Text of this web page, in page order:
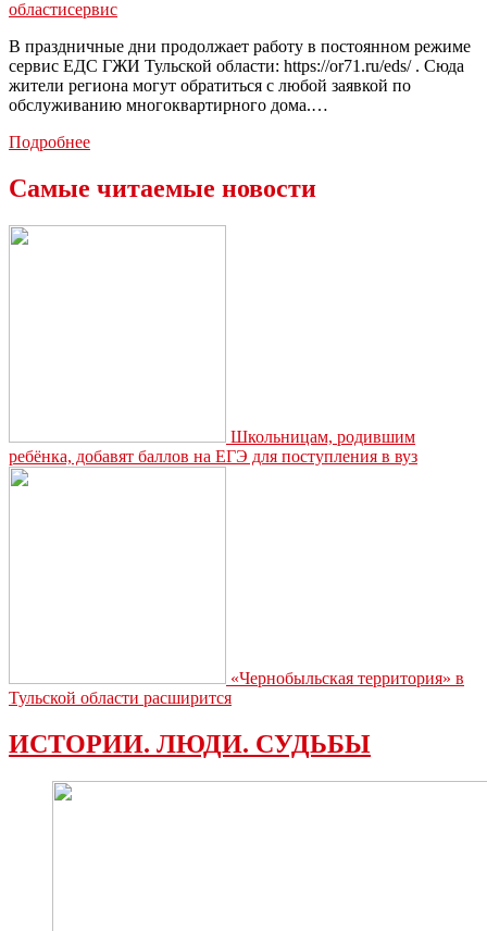
областисервис
В праздничные дни продолжает работу в постоянном режиме
сервис ЕДС ГЖИ Тульской области: https://or71.ru/eds/ . Сюда
жители региона могут обратиться с любой заявкой по
обслуживанию многоквартирного дома.…
ПодробнееВсе
будет
Самые читаемые новости
Школьницам, родившим
ребёнка, добавят баллов на ЕГЭ для поступления в вуз
«Чернобыльская территория» в
Тульской области расширится
ИСТОРИИ. ЛЮДИ. СУДЬБЫ